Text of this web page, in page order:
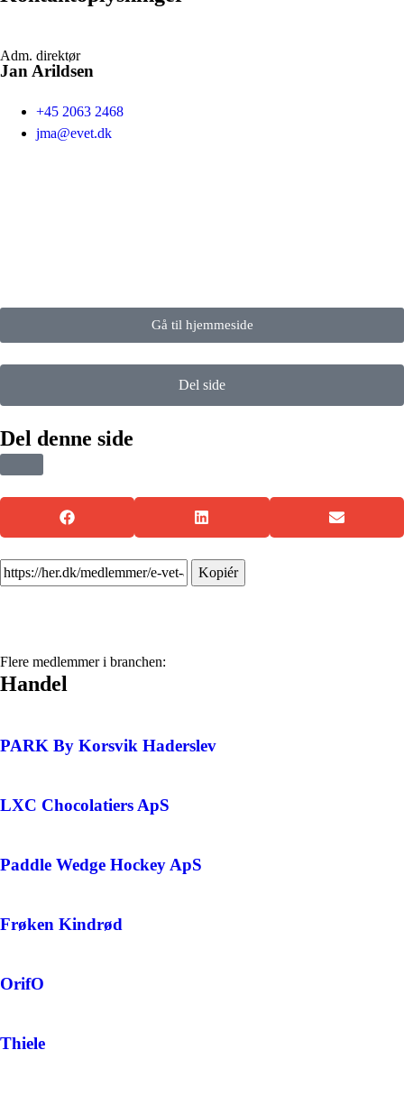
Adm. direktør
Jan Arildsen
+45 2063 2468
jma@evet.dk
Gå til hjemmeside
Del side
Del denne side
Kopiér
Flere medlemmer i branchen:
Handel
PARK By Korsvik Haderslev
LXC Chocolatiers ApS
Paddle Wedge Hockey ApS
Frøken Kindrød
OrifO
Thiele